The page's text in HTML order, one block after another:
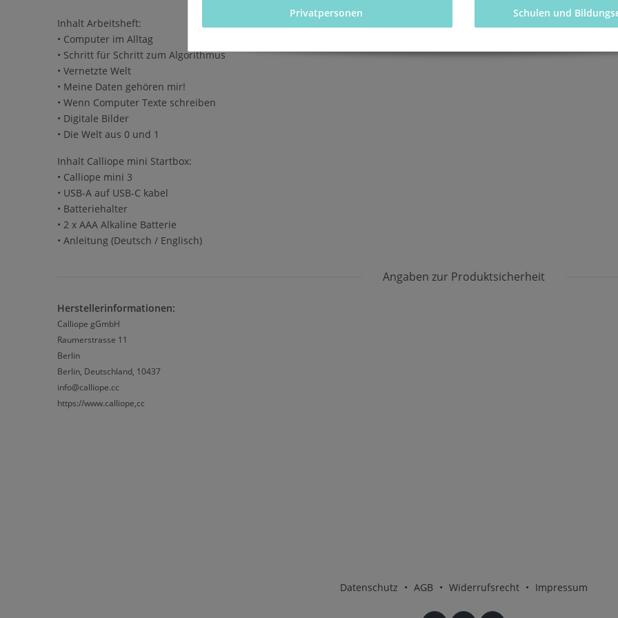
Inhalt Arbeitsheft:
• Computer im Alltag
• Schritt für Schritt zum Algorithmus
• Vernetzte Welt
• Meine Daten gehören mir!
• Wenn Computer Texte schreiben
• Digitale Bilder
• Die Welt aus 0 und 1
Inhalt Calliope mini Startbox:
• Calliope mini 3
• USB-A auf USB-C kabel
• Batteriehalter
• 2 x AAA Alkaline Batterie
• Anleitung (Deutsch / Englisch)
Angaben zur Produktsicherheit
Herstellerinformationen:
Calliope gGmbH
Raumerstrasse 11
Berlin
Berlin, Deutschland, 10437
info@calliope.cc
https://www.calliope,cc
Datenschutz • AGB • Widerrufsrecht • Impressum
Privatpersonen Schulen und